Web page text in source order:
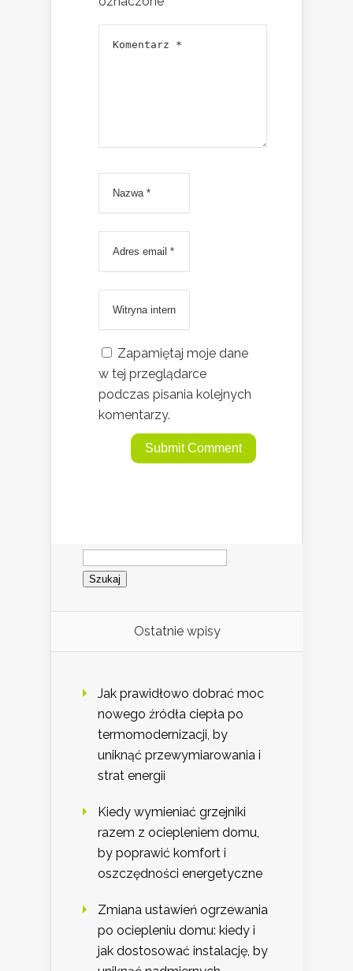
Zapamiętaj moje dane
w tej przeglądarce
podczas pisania kolejnych
komentarzy.
Szukaj:
Ostatnie wpisy
Jak prawidłowo dobrać moc
nowego źródła ciepła po
termomodernizacji, by
uniknąć przewymiarowania i
strat energii
Kiedy wymieniać grzejniki
razem z ociepleniem domu,
by poprawić komfort i
oszczędności energetyczne
Zmiana ustawień ogrzewania
po ociepleniu domu: kiedy i
jak dostosować instalację, by